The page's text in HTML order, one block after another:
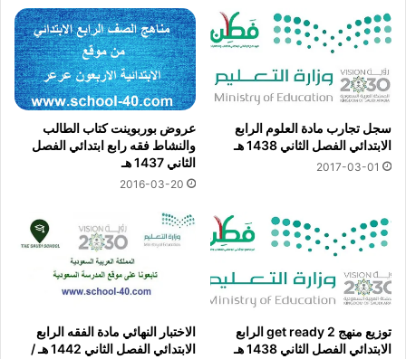
سجل تجارب مادة العلوم الرابع
الابتدائي الفصل الثاني 1438 هـ
2017-03-01
عروض بوربوينت كتاب الطالب
والنشاط فقه رابع ابتدائي الفصل
الثاني 1437 هـ
2016-03-20
توزيع منهج get ready 2 الرابع
الابتدائي الفصل الثاني 1438 هـ
الاختبار النهائي مادة الفقه الرابع
الابتدائي الفصل الثاني 1442 هـ /